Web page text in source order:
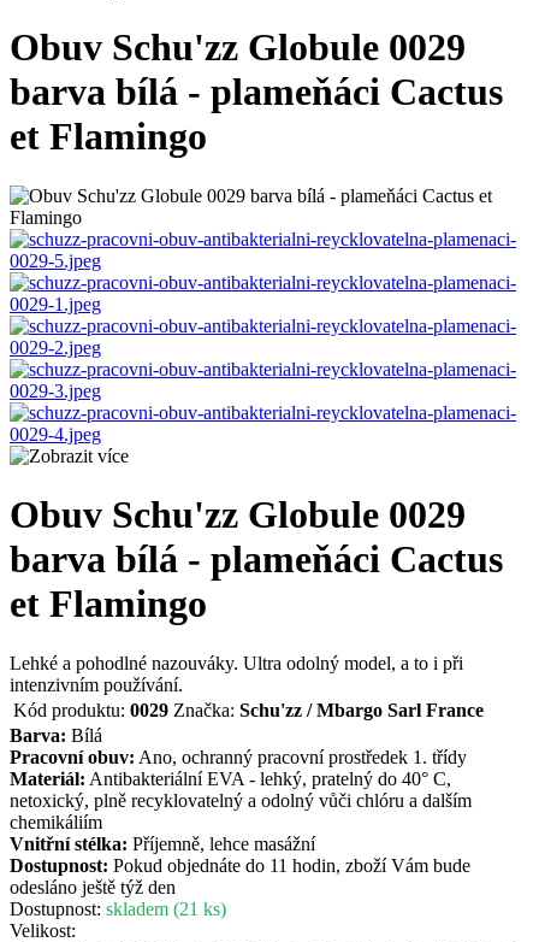
Obuv Schu'zz Globule 0029
barva bílá - plameňáci Cactus
et Flamingo
Obuv Schu'zz Globule 0029
barva bílá - plameňáci Cactus
et Flamingo
Lehké a pohodlné nazouváky. Ultra odolný model, a to i při
intenzivním používání.
Kód produktu: 0029 Značka: Schu'zz / Mbargo Sarl France
Barva: Bílá
Pracovní obuv: Ano, ochranný pracovní prostředek 1. třídy
Materiál: Antibakteriální EVA - lehký, pratelný do 40° C,
netoxický, plně recyklovatelný a odolný vůči chlóru a dalším
chemikáliím
Vnitřní stélka: Příjemně, lehce masážní
Dostupnost: Pokud objednáte do 11 hodin, zboží Vám bude
odesláno ještě týž den
Dostupnost: skladem (21 ks)
Velikost: